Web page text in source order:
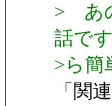
> あ
話で
>ら簡
「関